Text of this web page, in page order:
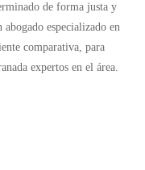
de forma justa y
abogado especializado en
comparativa, para
expertos en el área.